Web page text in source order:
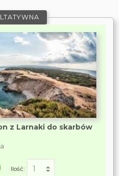
z Larnaki do skarbów
Ilość: